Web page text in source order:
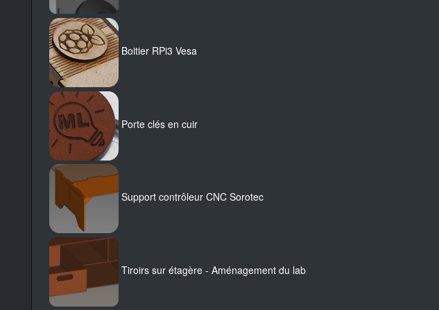
Boitier RPi3 Vesa
Porte clés en cuir
Support contrôleur CNC Sorotec
Tiroirs sur étagère - Aménagement du lab